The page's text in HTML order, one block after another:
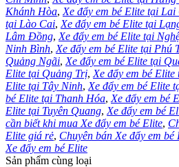
Khánh Hòa, Xe đẩy em bé Elite tại Lai
tại Lào Cai, Xe đẩy em bé Elite tại
Lâm Đồng, Xe đẩy em bé Elite tại
Ninh Bình, Xe đẩy em bé Elite tại Phú
Quảng Ngãi, Xe đẩy em bé Elite tại
Elite tại Quảng Trị, Xe đẩy em bé Elite
Elite tại Tây Ninh, Xe đẩy em bé Elite
bé Elite tại Thanh Hóa, Xe đẩy em bé
Elite tại Tuyên Quang, Xe đẩy em bé
cần biết khi mua Xe đẩy em bé Elite,
Elite giá rẻ, Chuyên bán Xe đẩy em bé
Xe đẩy em bé Elite
Sản phẩm cùng loại